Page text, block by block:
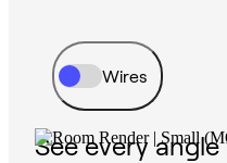
Wires
See every